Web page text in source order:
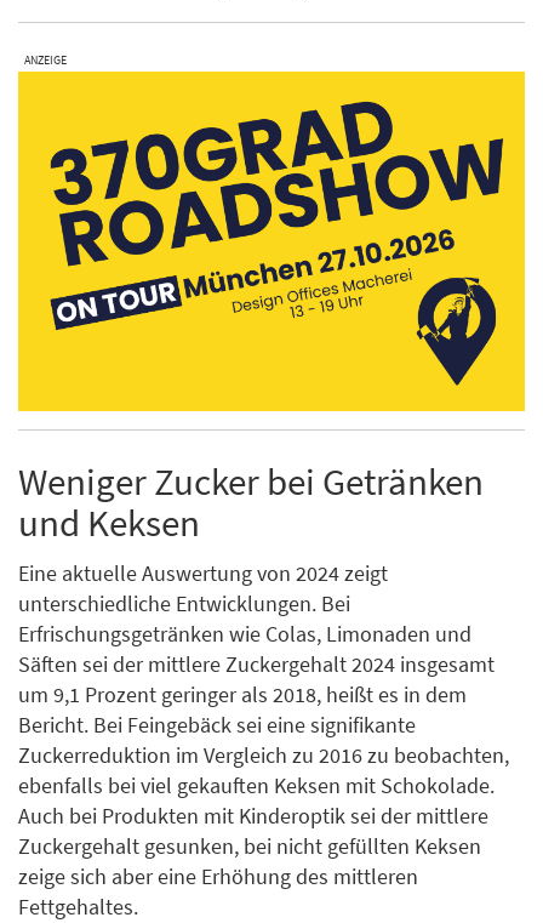
ANZEIGE
Weniger Zucker bei Getränken
und Keksen
Eine aktuelle Auswertung von 2024 zeigt
unterschiedliche Entwicklungen. Bei
Erfrischungsgetränken wie Colas, Limonaden und
Säften sei der mittlere Zuckergehalt 2024 insgesamt
um 9,1 Prozent geringer als 2018, heißt es in dem
Bericht. Bei Feingebäck sei eine signifikante
Zuckerreduktion im Vergleich zu 2016 zu beobachten,
ebenfalls bei viel gekauften Keksen mit Schokolade.
Auch bei Produkten mit Kinderoptik sei der mittlere
Zuckergehalt gesunken, bei nicht gefüllten Keksen
zeige sich aber eine Erhöhung des mittleren
Fettgehaltes.